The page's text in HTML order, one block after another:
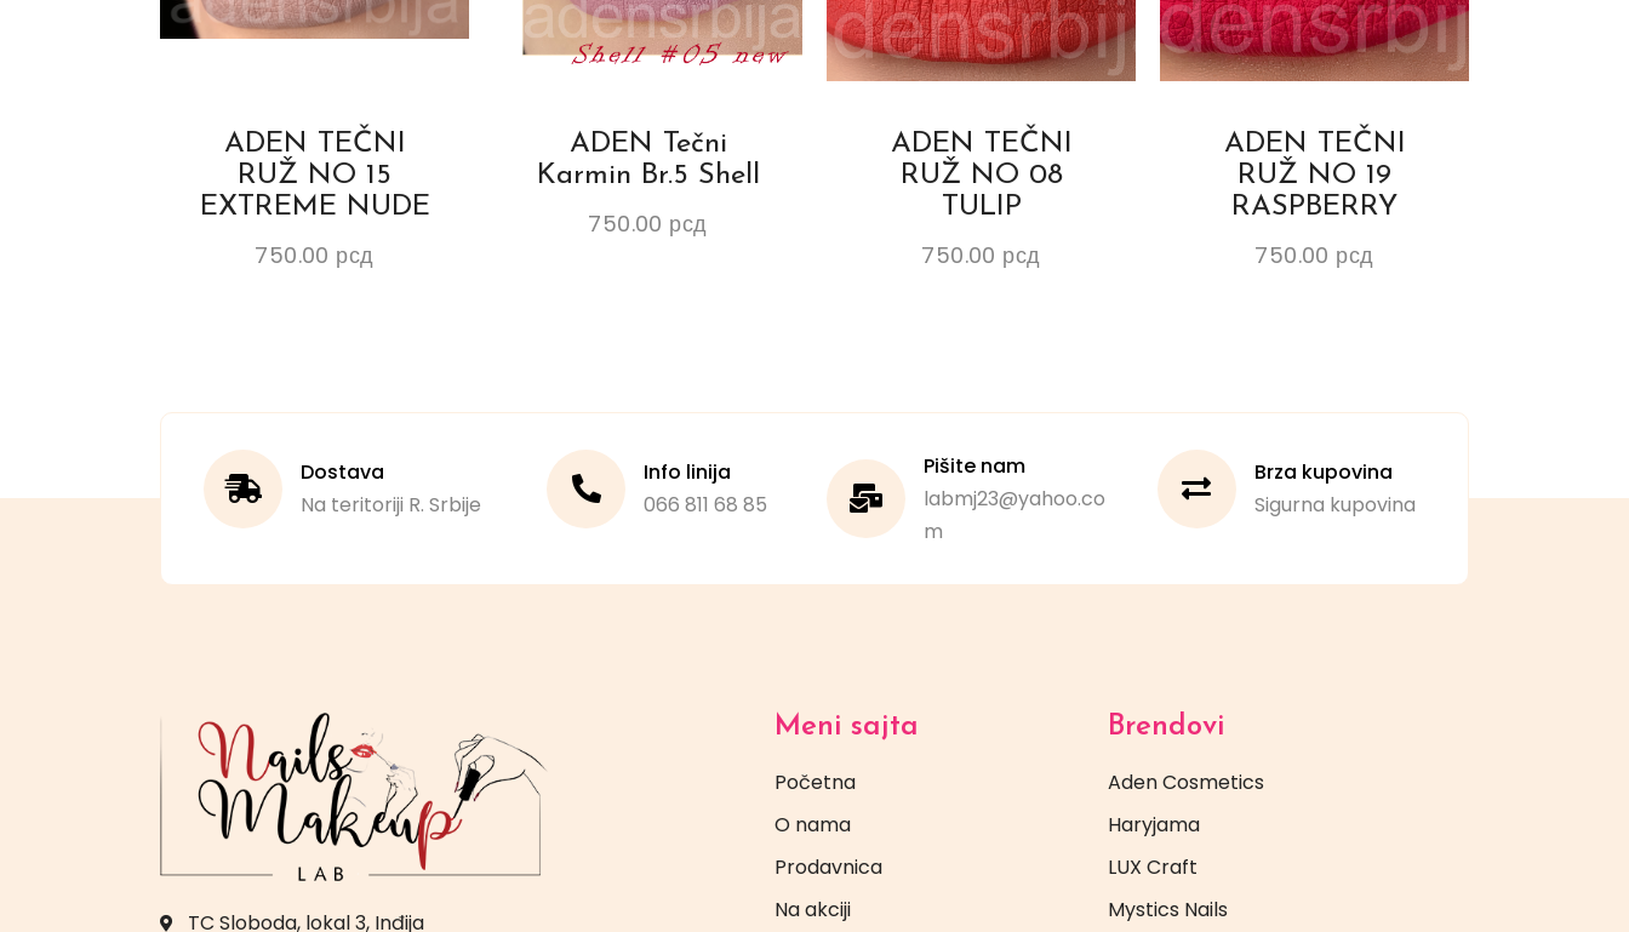
ADEN TEČNI
RUŽ NO 15
EXTREME NUDE
750.00 рсд
ADEN Tečni
Karmin Br.5 Shell
750.00 рсд
ADEN TEČNI
RUŽ NO 08
TULIP
750.00 рсд
ADEN TEČNI
RUŽ NO 19
RASPBERRY
750.00 рсд
Dostava
Na teritoriji R. Srbije
Info linija
066 811 68 85
Pišite nam
labmj23@yahoo.co
m
Brza kupovina
Sigurna kupovina
TC Sloboda, lokal 3, Inđija
Meni sajta
Početna
O nama
Prodavnica
Na akciji
Brendovi
Aden Cosmetics
Haryjama
LUX Craft
Mystics Nails